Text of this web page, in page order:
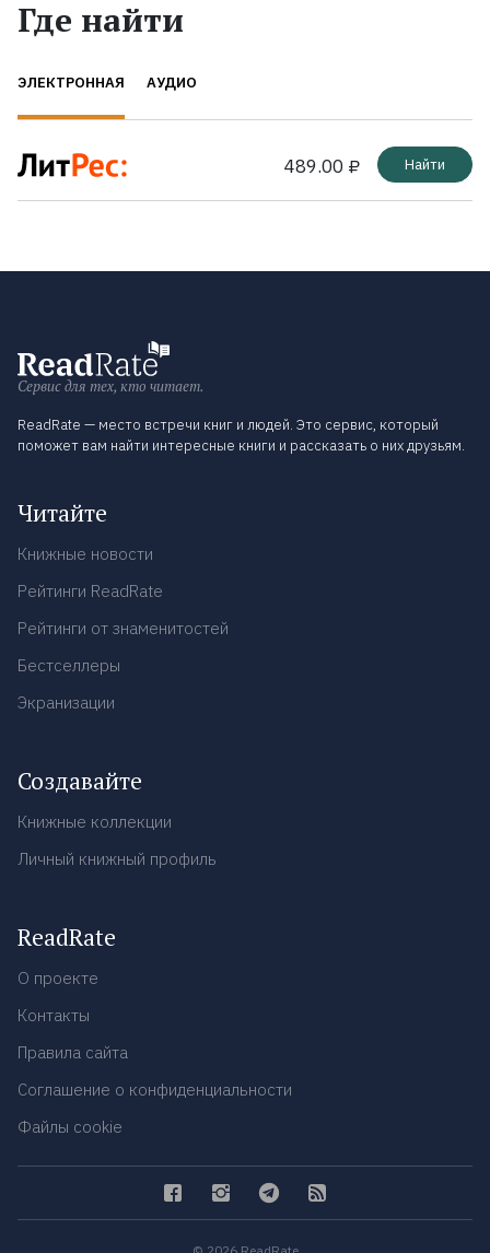
Где найти
ЭЛЕКТРОННАЯ АУДИО
489.00 ₽ Найти
Сервис для тех, кто читает.
ReadRate — место встречи книг и людей. Это сервис, который
поможет вам найти интересные книги и рассказать о них друзьям.
Читайте
Книжные новости
Рейтинги ReadRate
Рейтинги от знаменитостей
Бестселлеры
Экранизации
Создавайте
Книжные коллекции
Личный книжный профиль
ReadRate
О проекте
Контакты
Правила сайта
Соглашение о конфиденциальности
Файлы cookie